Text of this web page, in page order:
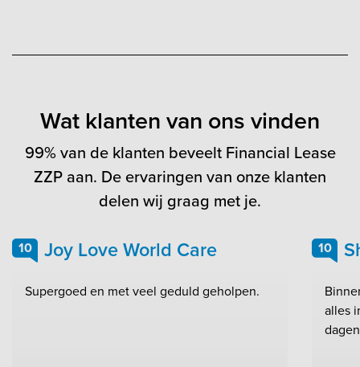
Wat klanten van ons vinden
99% van de klanten beveelt Financial Lease
ZZP aan. De ervaringen van onze klanten
delen wij graag met je.
10 Joy Love World Care
Supergoed en met veel geduld geholpen.
10
alles